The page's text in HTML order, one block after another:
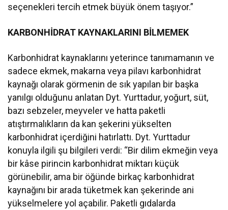
seçenekleri tercih etmek büyük önem taşıyor.”
KARBONHİDRAT KAYNAKLARINI BİLMEMEK
Karbonhidrat kaynaklarını yeterince tanımamanın ve
sadece ekmek, makarna veya pilavı karbonhidrat
kaynağı olarak görmenin de sık yapılan bir başka
yanılgı olduğunu anlatan Dyt. Yurttadur, yoğurt, süt,
bazı sebzeler, meyveler ve hatta paketli
atıştırmalıkların da kan şekerini yükselten
karbonhidrat içerdiğini hatırlattı. Dyt. Yurttadur
konuyla ilgili şu bilgileri verdi: “Bir dilim ekmeğin veya
bir kâse pirincin karbonhidrat miktarı küçük
görünebilir, ama bir öğünde birkaç karbonhidrat
kaynağını bir arada tüketmek kan şekerinde ani
yükselmelere yol açabilir. Paketli gıdalarda